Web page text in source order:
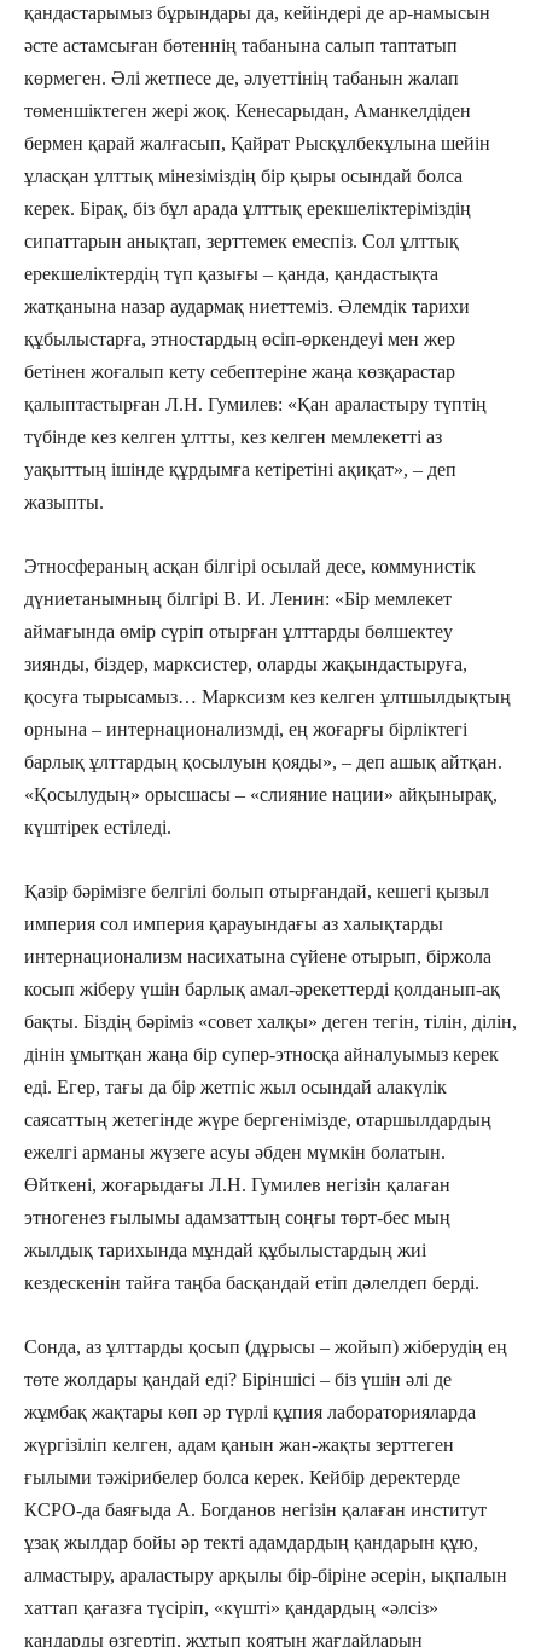
қандастарымыз бұрындары да, кейіндері де ар-намысын
әсте астамсыған бөтеннің табанына салып таптатып
көрмеген. Әлі жетпесе де, әлуеттінің табанын жалап
төменшіктеген жері жоқ. Кенесарыдан, Аманкелдіден
бермен қарай жалғасып, Қайрат Рысқұлбекұлына шейін
ұласқан ұлттық мінезіміздің бір қыры осындай болса
керек. Бірақ, біз бұл арада ұлттық ерекшеліктеріміздің
сипаттарын анықтап, зерттемек емеспіз. Сол ұлттық
ерекшеліктердің түп қазығы – қанда, қандастықта
жатқанына назар аудармақ ниеттеміз. Әлемдік тарихи
құбылыстарға, этностардың өсіп-өркендеуі мен жер
бетінен жоғалып кету себептеріне жаңа көзқарастар
қалыптастырған Л.Н. Гумилев: «Қан араластыру түптің
түбінде кез келген ұлтты, кез келген мемлекетті аз
уақыттың ішінде құрдымға кетіретіні ақиқат», – деп
жазыпты.
Этносфераның асқан білгірі осылай десе, коммунистік
дүниетанымның білгірі В. И. Ленин: «Бір мемлекет
аймағында өмір сүріп отырған ұлттарды бөлшектеу
зиянды, біздер, марксистер, оларды жақындастыруға,
қосуға тырысамыз… Марксизм кез келген ұлтшылдықтың
орнына – интернационализмді, ең жо­ғарғы бірліктегі
барлық ұлттардың қосы­луын қояды», – деп ашық айтқан.
«Қосылудың» орысшасы – «слияние нации» айқынырақ,
күштірек естіледі.
Қазір бәрімізге белгілі болып отырғандай, кешегі қызыл
империя сол империя қарауындағы аз халықтарды
интернационализм насихатына сүйене отырып, біржола
косып жіберу үшін барлық амал-әрекеттерді қолданып-ақ
бақты. Біздің бәріміз «совет халқы» деген тегін, тілін, ділін,
дінін ұмытқан жаңа бір супер-этносқа айналуымыз керек
еді. Егер, тағы да бір жетпіс жыл осындай алакүлік
саясаттың жетегінде жүре бергенімізде, отаршылдардың
ежелгі арманы жүзеге асуы әбден мүмкін болатын.
Өйткені, жоғарыдағы Л.Н. Гумилев негізін қалаған
этногенез ғылымы адамзаттың соңғы төрт-бес мың
жылдық тарихында мұндай құбылыстардың жиі
кездескенін тайға таңба басқандай етіп дәлелдеп берді.
Сонда, аз ұлттарды қосып (дұрысы – жойып) жіберудің ең
төте жолдары қандай еді? Біріншісі – біз үшін әлі де
жұмбақ жақтары көп әр түрлі құпия лабораторияларда
жүргізіліп келген, адам қанын жан-жақты зерттеген
ғылыми тәжірибелер болса керек. Кейбір деректерде
КСРО-да баяғыда А. Богданов негізін қалаған институт
ұзақ жылдар бойы әр текті адамдардың қандарын құю,
алмастыру, араластыру арқылы бір-біріне әсерін, ықпалын
хаттап қағазға түсіріп, «күшті» қандардың «әлсіз»
қандарды өзгертіп, жұтып қоятын жағдайларын